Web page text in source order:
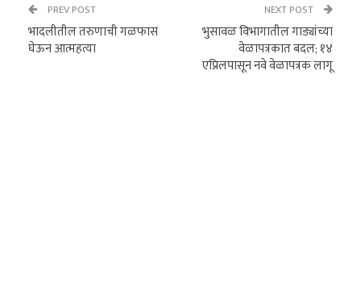
PREV POST
भादलीतील तरुणाची गळफास
घेऊन आत्महत्या
NEXT POST
भुसावळ विभागातील गाड्यांच्या
वेळापत्रकात बदल; १४
एप्रिलपासून नवे वेळापत्रक लागू